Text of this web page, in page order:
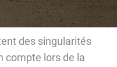
des singularités
compte lors de la